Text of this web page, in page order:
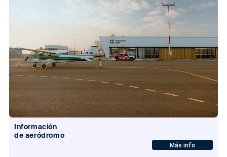
Información
de aeródromo
Más info